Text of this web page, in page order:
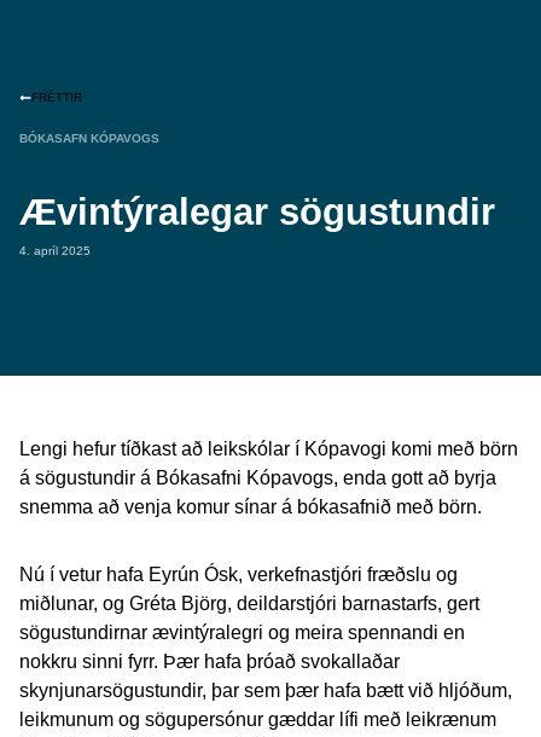
FRÉTTIR
BÓKASAFN KÓPAVOGS
Ævintýralegar sögustundir
4. apríl 2025
Lengi hefur tíðkast að leikskólar í Kópavogi komi með börn
á sögustundir á Bókasafni Kópavogs, enda gott að byrja
snemma að venja komur sínar á bókasafnið með börn.
Nú í vetur hafa Eyrún Ósk, verkefnastjóri fræðslu og
miðlunar, og Gréta Björg, deildarstjóri barnastarfs, gert
sögustundirnar ævintýralegri og meira spennandi en
nokkru sinni fyrr. Þær hafa þróað svokallaðar
skynjunarsögustundir, þar sem þær hafa bætt við hljóðum,
leikmunum og sögupersónur gæddar lífi með leikrænum